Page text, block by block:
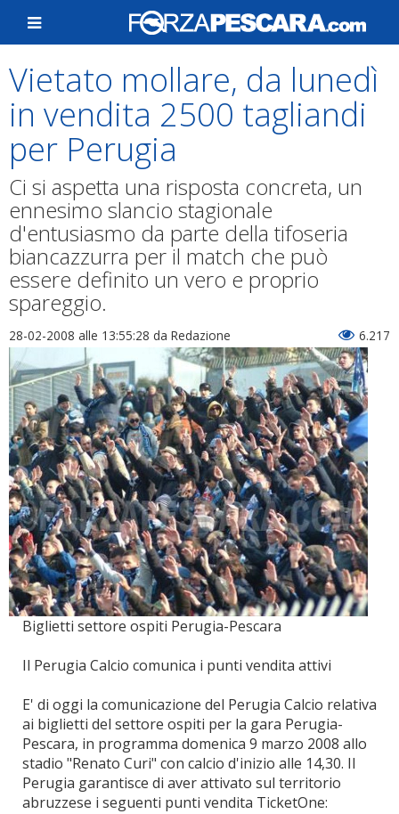
Vietato mollare, da lunedì
in vendita 2500 tagliandi
per Perugia
Ci si aspetta una risposta concreta, un
ennesimo slancio stagionale
d'entusiasmo da parte della tifoseria
biancazzurra per il match che può
essere definito un vero e proprio
spareggio.
28-02-2008 alle 13:55:28 da Redazione 6.217
Biglietti settore ospiti Perugia-Pescara
Il Perugia Calcio comunica i punti vendita attivi
E' di oggi la comunicazione del Perugia Calcio relativa
ai biglietti del settore ospiti per la gara Perugia-
Pescara, in programma domenica 9 marzo 2008 allo
stadio "Renato Curi" con calcio d'inizio alle 14,30. Il
Perugia garantisce di aver attivato sul territorio
abruzzese i seguenti punti vendita TicketOne: